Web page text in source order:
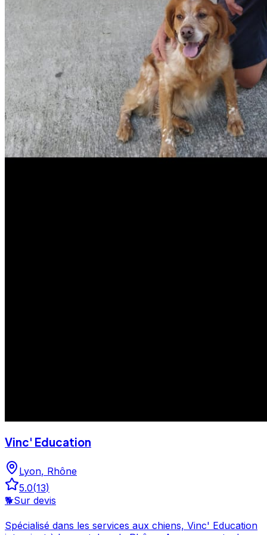
Vinc' Education
Lyon, Rhône
5.0(13)
🐕Sur devis
Spécialisé dans les services aux chiens, Vinc' Education